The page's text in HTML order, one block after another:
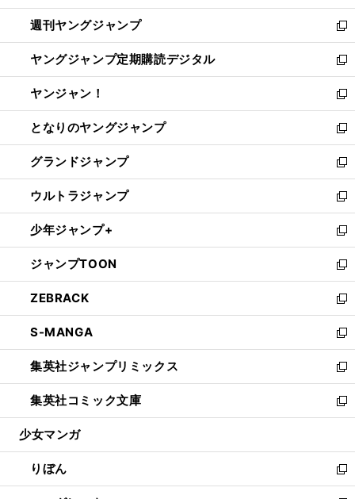
開
く
ウ
で
開
く
ン
ド
ウ
で
開
く
ウ
ィ
ン
ド
ウ
で
開
く
週刊ヤングジャンプ
新
し
い
ウ
ィ
ン
ド
ウ
で
開
く
ヤングジャンプ定期購読デジタル
新
し
い
ウ
ィ
ン
ド
ウ
で
開
く
ヤンジャン！
新
し
い
ウ
ィ
ン
ド
ウ
で
開
く
となりのヤングジャンプ
新
し
い
ウ
ィ
ン
ド
ウ
で
開
く
グランドジャンプ
新
し
い
ウ
ィ
ン
ド
ウ
で
開
く
ウルトラジャンプ
新
し
い
ウ
ィ
ン
ド
ウ
で
開
く
少年ジャンプ+
新
し
い
ウ
ィ
ン
ド
ウ
で
開
く
ジャンプTOON
新
し
い
ウ
ィ
ン
ド
ウ
で
開
ZEBRACK
新
し
い
ウ
ィ
ン
ド
ウ
開
く
S-MANGA
新
し
い
ウ
ィ
ン
ウ
で
開
集英社ジャンプリミックス
新
し
い
ウ
ン
ド
ウ
集英社コミック文庫
新
し
ウ
ィ
ン
少女マンガ
りぼん
新
し